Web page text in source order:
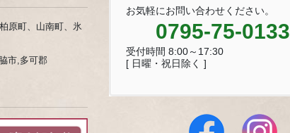
原町、山南町、氷
市,多可郡
お気軽にお問い合わせください。
0795-75-0133
受付時間 8:00～17:30
[ 日曜・祝日除く ]